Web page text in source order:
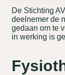
De Stichting
deelnemer de
gedaan om te
in werking is